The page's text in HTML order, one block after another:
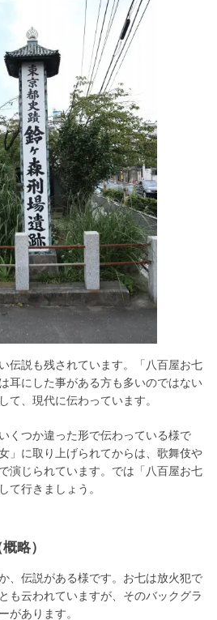
伝説も残されています。「八百屋お七
耳にした事がある方も多いのではない
て、現代に伝わっています。
くつか違った形で伝わっている様で
」に取り上げられてからは、歌舞伎や
演じられています。では「八百屋お七
て行きましょう。
略）
、伝説がある様です。お七は放火犯で
も云われていますが、そのバックグラ
があります。